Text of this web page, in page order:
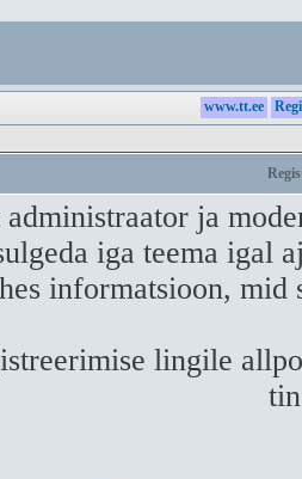
www.tt.ee
administraator ja
iga teema igal
informatsioon, mid
lingile